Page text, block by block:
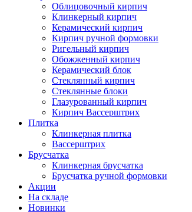
Облицовочный кирпич
Клинкерный кирпич
Керамический кирпич
Кирпич ручной формовки
Ригельный кирпич
Обожженный кирпич
Керамический блок
Стеклянный кирпич
Стеклянные блоки
Глазурованный кирпич
Кирпич Вассерштрих
Плитка
Клинкерная плитка
Вассерштрих
Брусчатка
Клинкерная брусчатка
Брусчатка ручной формовки
Акции
На складе
Новинки